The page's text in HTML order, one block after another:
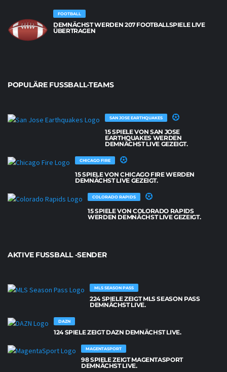
FOOTBALL
DEMNÄCHST WERDEN 207 FOOTBALLSPIELE LIVE
ÜBERTRAGEN
POPULÄRE FUSSBALL-TEAMS
SAN JOSE EARTHQUAKES
15 SPIELE VON SAN JOSE
EARTHQUAKES WERDEN
DEMNÄCHST LIVE GEZEIGT.
CHICAGO FIRE
15 SPIELE VON CHICAGO FIRE WERDEN
DEMNÄCHST LIVE GEZEIGT.
COLORADO RAPIDS
15 SPIELE VON COLORADO RAPIDS
WERDEN DEMNÄCHST LIVE GEZEIGT.
AKTIVE FUSSBALL -SENDER
MLS SEASON PASS
224 SPIELE ZEIGT MLS SEASON PASS
DEMNÄCHST LIVE.
DAZN
124 SPIELE ZEIGT DAZN DEMNÄCHST LIVE.
MAGENTASPORT
98 SPIELE ZEIGT MAGENTASPORT
DEMNÄCHST LIVE.